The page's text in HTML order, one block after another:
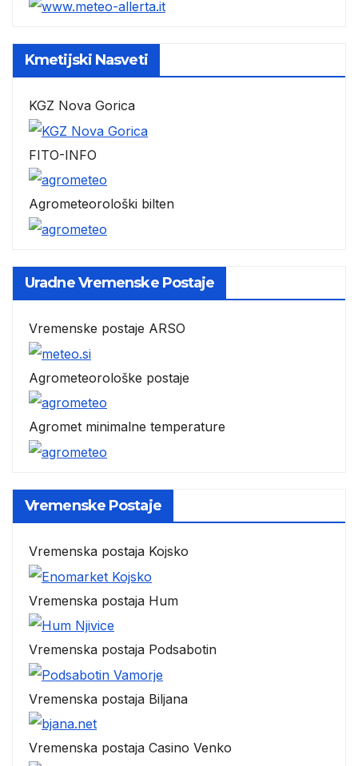
Kmetijski Nasveti
KGZ Nova Gorica
FITO-INFO
Agrometeorološki bilten
Uradne Vremenske Postaje
Vremenske postaje ARSO
Agrometeorološke postaje
Agromet minimalne temperature
Vremenske Postaje
Vremenska postaja Kojsko
Vremenska postaja Hum
Vremenska postaja Podsabotin
Vremenska postaja Biljana
Vremenska postaja Casino Venko